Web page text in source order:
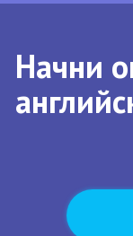
Начни